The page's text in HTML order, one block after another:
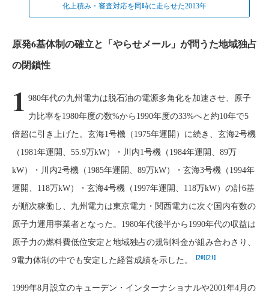
化上積み・審査対応を同時に走らせた2013年
原発6基体制の確立と「やらせメール」が問うた地域独占
の閉鎖性
1 980年代の九州電力は脱石油の電源多角化を加速させ、原子
力比率を1980年度の数%から1990年度の33%へと約10年で5
倍超に引き上げた。玄海1号機（1975年運開）に続き、玄海2号機
（1981年運開、55.9万kW）・川内1号機（1984年運開、89万
kW）・川内2号機（1985年運開、89万kW）・玄海3号機（1994年
運開、118万kW）・玄海4号機（1997年運開、118万kW）の計6基
が順次稼働し、九州電力は東京電力・関西電力に次ぐ国内有数の
原子力運用事業者となった。1980年代後半から1990年代の収益は
原子力の燃料費低位安定と地域独占の規制料金が組み合わさり、
9電力体制の中でも安定した経営成績を示した。
[20][21]
1999年8月設立のキューデン・インターナショナルや2001年4月の